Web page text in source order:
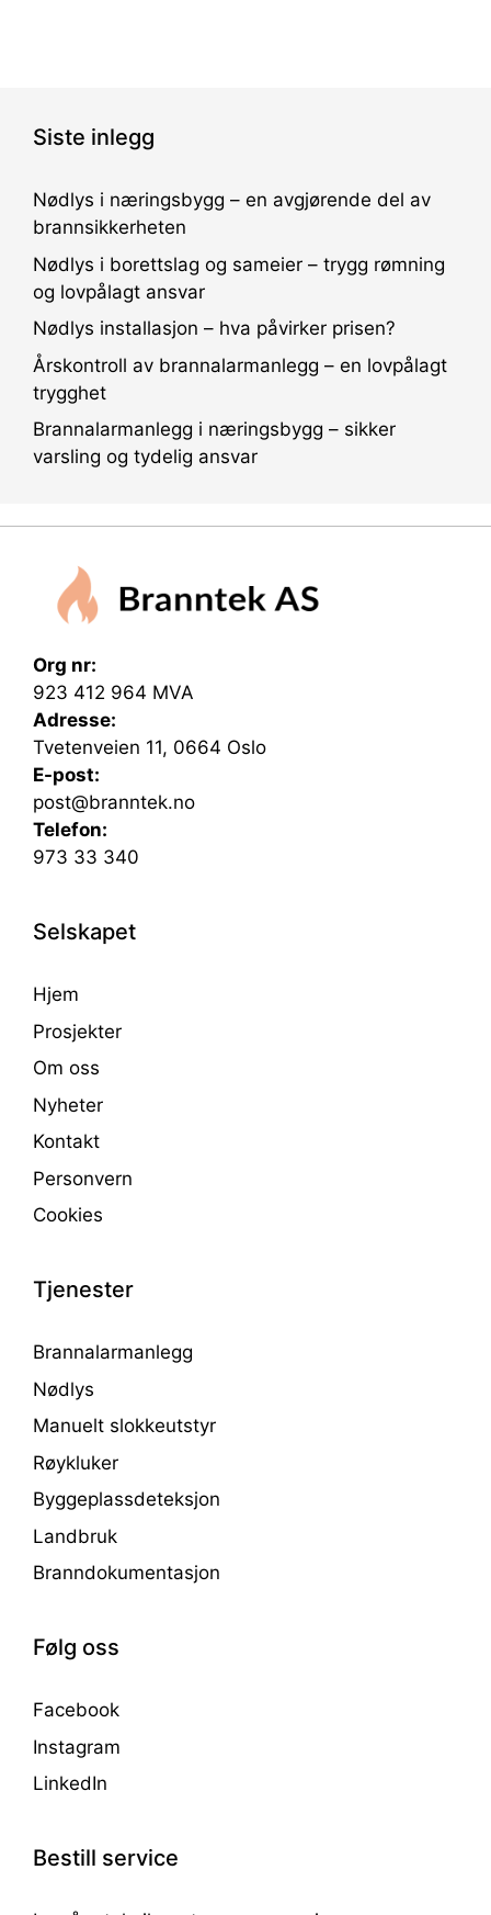
Siste inlegg
Nødlys i næringsbygg – en avgjørende del av
brannsikkerheten
Nødlys i borettslag og sameier – trygg rømning
og lovpålagt ansvar
Nødlys installasjon – hva påvirker prisen?
Årskontroll av brannalarmanlegg – en lovpålagt
trygghet
Brannalarmanlegg i næringsbygg – sikker
varsling og tydelig ansvar
Org nr:
923 412 964 MVA
Adresse:
Tvetenveien 11, 0664 Oslo
E-post:
post@branntek.no
Telefon:
973 33 340
Selskapet
Hjem
Prosjekter
Om oss
Nyheter
Kontakt
Personvern
Cookies
Tjenester
Brannalarmanlegg
Nødlys
Manuelt slokkeutstyr
Røykluker
Byggeplassdeteksjon
Landbruk
Branndokumentasjon
Følg oss
Facebook
Instagram
LinkedIn
Bestill service